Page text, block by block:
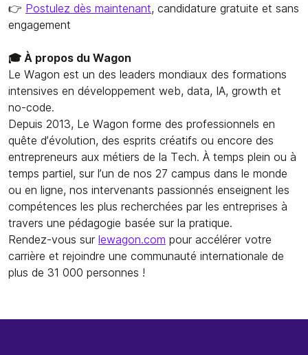
👉 Postulez dès maintenant, candidature gratuite et sans
engagement
🎓 À propos du Wagon
Le Wagon est un des leaders mondiaux des formations
intensives en développement web, data, IA, growth et
no-code.
Depuis 2013, Le Wagon forme des professionnels en
quête d’évolution, des esprits créatifs ou encore des
entrepreneurs aux métiers de la Tech. À temps plein ou à
temps partiel, sur l’un de nos 27 campus dans le monde
ou en ligne, nos intervenants passionnés enseignent les
compétences les plus recherchées par les entreprises à
travers une pédagogie basée sur la pratique.
Rendez-vous sur lewagon.com pour accélérer votre
carrière et rejoindre une communauté internationale de
plus de 31 000 personnes !